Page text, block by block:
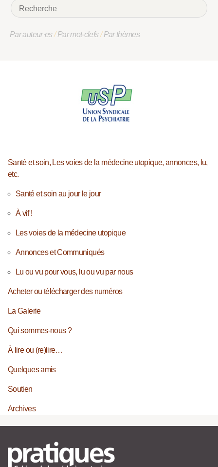
Par auteur·es/Par mot-clefs/Par thèmes
Santé et soin, Les voies de la médecine utopique, annonces, lu,
etc.
Santé et soin au jour le jour
À vif !
Les voies de la médecine utopique
Annonces et Communiqués
Lu ou vu pour vous, lu ou vu par nous
Acheter ou télécharger des numéros
La Galerie
Qui sommes-nous ?
À lire ou (re)lire…
Quelques amis
Soutien
Archives